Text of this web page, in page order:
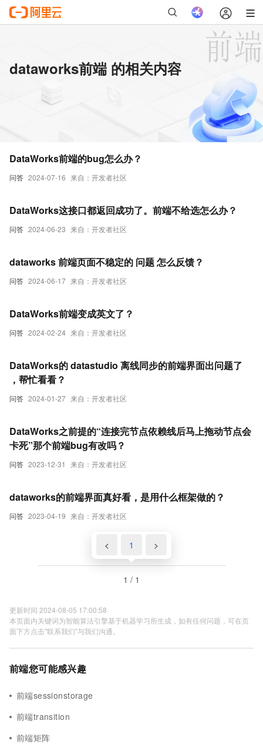
dataworks前端 的相关内容
问答 2024-07-16 来自：开发者社区
DataWorks前端的bug怎么办？
问答 2024-06-23 来自：开发者社区
DataWorks这接口都返回成功了。前端不给选怎么办？
问答 2024-06-17 来自：开发者社区
dataworks 前端页面不稳定的 问题 怎么反馈？
问答 2024-02-24 来自：开发者社区
DataWorks前端变成英文了？
问答 2024-01-27 来自：开发者社区
DataWorks的 datastudio 离线同步的前端界面出问题了
，帮忙看看？
问答 2023-12-31 来自：开发者社区
DataWorks之前提的“连接完节点依赖线后马上拖动节点会
卡死”那个前端bug有改吗？
问答 2023-04-19 来自：开发者社区
dataworks的前端界面真好看，是用什么框架做的？
< 1 >
1 / 1
更新时间 2024-08-05 17:00:58
本页面内关键词为智能算法引擎基于机器学习所生成，如有任何问题，可在页
面下方点击"联系我们"与我们沟通。
前端您可能感兴趣
前端sessionstorage
前端transition
前端矩阵